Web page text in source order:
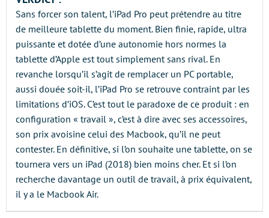
Sans forcer son talent, l’iPad Pro peut prétendre au titre
de meilleure tablette du moment. Bien finie, rapide, ultra
puissante et dotée d’une autonomie hors normes la
tablette d’Apple est tout simplement sans rival. En
revanche lorsqu’il s’agit de remplacer un PC portable,
aussi douée soit-il, l’iPad Pro se retrouve contraint par les
limitations d’iOS. C’est tout le paradoxe de ce produit : en
configuration « travail », c’est à dire avec ses accessoires,
son prix avoisine celui des Macbook, qu’il ne peut
contester. En définitive, si l’on souhaite une tablette, on se
tournera vers un iPad (2018) bien moins cher. Et si l’on
recherche davantage un outil de travail, à prix équivalent,
il y a le Macbook Air.